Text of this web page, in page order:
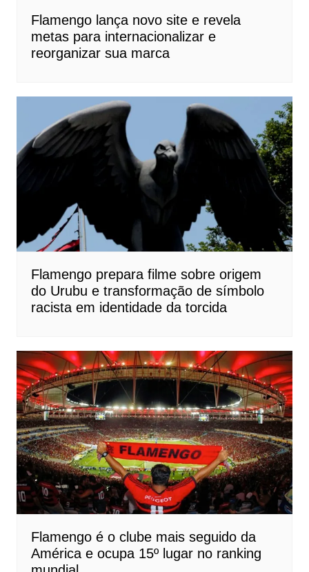
Flamengo lança novo site e revela
metas para internacionalizar e
reorganizar sua marca
Flamengo prepara filme sobre origem
do Urubu e transformação de símbolo
racista em identidade da torcida
Flamengo é o clube mais seguido da
América e ocupa 15º lugar no ranking